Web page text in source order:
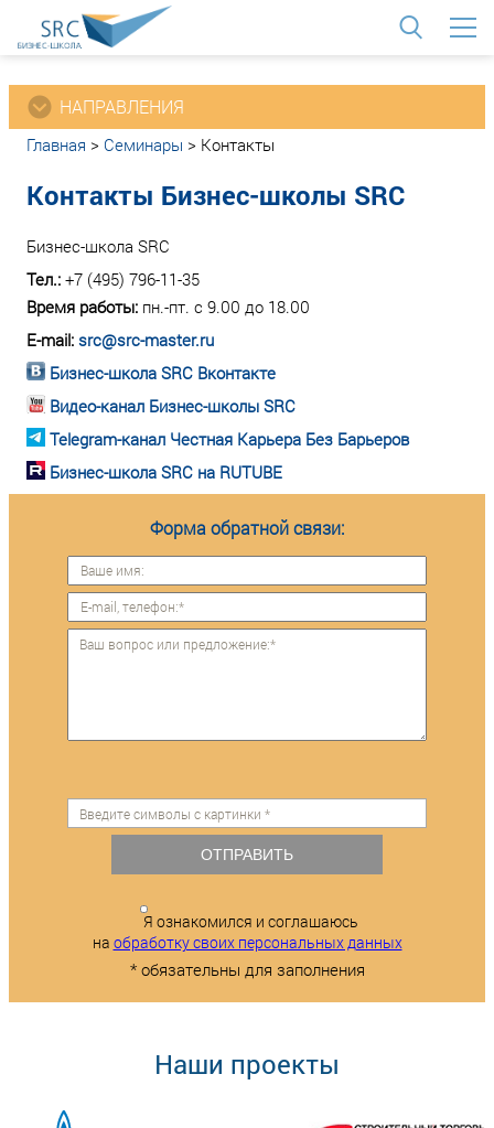
НАПРАВЛЕНИЯ
Главная > Семинары > Контакты
Контакты Бизнес-школы SRC
Бизнес-школа SRC
Тел.: +7 (495) 796-11-35
Время работы: пн.-пт. с 9.00 до 18.00
E-mail: src@src-master.ru
Бизнес-школа SRC Вконтакте
Видео-канал Бизнес-школы SRC
Telegram-канал Честная Карьера Без Барьеров
Бизнес-школа SRC на RUTUBE
Форма обратной связи:
ОТПРАВИТЬ
Я ознакомился и соглашаюсь
на обработку своих персональных данных
* обязательны для заполнения
Наши проекты